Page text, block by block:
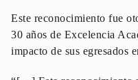
Este reconocimiento fue
30 años de Excelencia
impacto de sus egresados